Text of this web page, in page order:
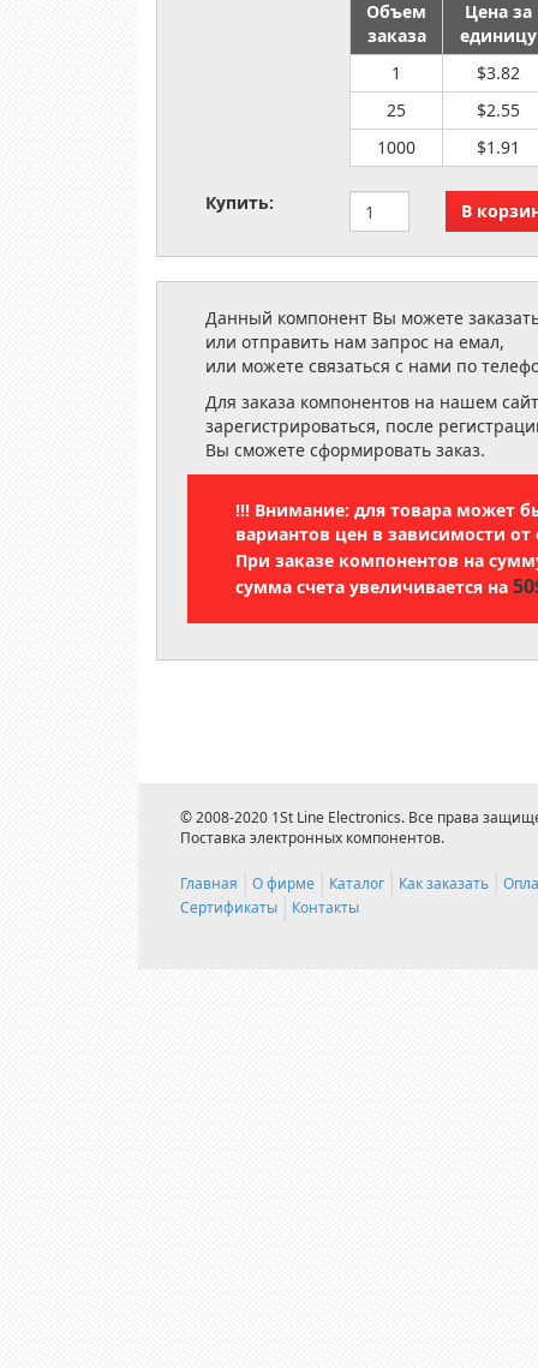
Объем
заказа
Цена за
единицу
1
$3.82
25
$2.55
1000
$1.91
Купить:
Данный компонент Вы можете
или отправить нам запрос на емал,
или можете связаться с нами по
Для заказа компонентов на нашем
зарегистрироваться, после
Вы сможете сформировать заказ.
!!! Внимание: для товара может
вариантов цен в зависимости от
При заказе компонентов на
сумма счета увеличивается на
© 2008-2020 1St Line Electronics. Все права
Поставка электронных компонентов.
Главная О фирме Каталог Как заказать
Сертификаты
Контакты